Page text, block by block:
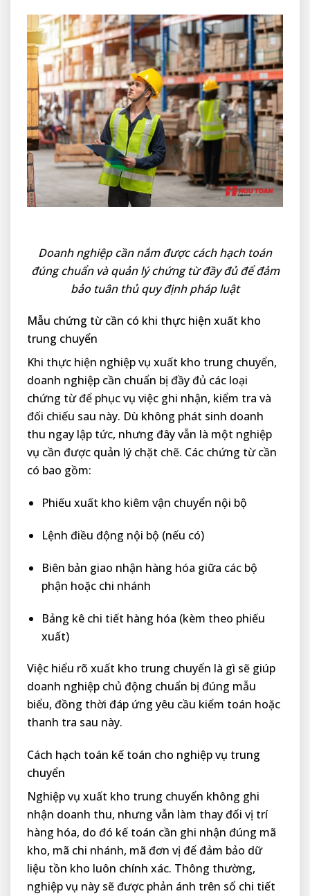
Doanh nghiệp cần nắm được cách hạch toán
đúng chuẩn và quản lý chứng từ đầy đủ để đảm
bảo tuân thủ quy định pháp luật
Mẫu chứng từ cần có khi thực hiện xuất kho
trung chuyển
Khi thực hiện nghiệp vụ xuất kho trung chuyển,
doanh nghiệp cần chuẩn bị đầy đủ các loại
chứng từ để phục vụ việc ghi nhận, kiểm tra và
đối chiếu sau này. Dù không phát sinh doanh
thu ngay lập tức, nhưng đây vẫn là một nghiệp
vụ cần được quản lý chặt chẽ. Các chứng từ cần
có bao gồm:
Phiếu xuất kho kiêm vận chuyển nội bộ
Lệnh điều động nội bộ (nếu có)
Biên bản giao nhận hàng hóa giữa các bộ
phận hoặc chi nhánh
Bảng kê chi tiết hàng hóa (kèm theo phiếu
xuất)
Việc hiểu rõ xuất kho trung chuyển là gì sẽ giúp
doanh nghiệp chủ động chuẩn bị đúng mẫu
biểu, đồng thời đáp ứng yêu cầu kiểm toán hoặc
thanh tra sau này.
Cách hạch toán kế toán cho nghiệp vụ trung
chuyển
Nghiệp vụ xuất kho trung chuyển không ghi
nhận doanh thu, nhưng vẫn làm thay đổi vị trí
hàng hóa, do đó kế toán cần ghi nhận đúng mã
kho, mã chi nhánh, mã đơn vị để đảm bảo dữ
liệu tồn kho luôn chính xác. Thông thường,
nghiệp vụ này sẽ được phản ánh trên sổ chi tiết